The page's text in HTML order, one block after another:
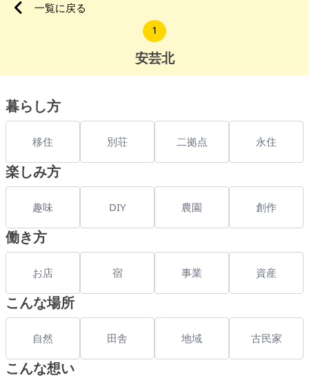
一覧に戻る
1
安芸北
暮らし方
移住 別荘 二拠点 永住
楽しみ方
趣味 DIY 農園 創作
働き方
お店 宿 事業 資産
こんな場所
自然 田舎 地域 古民家
こんな想い